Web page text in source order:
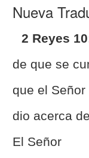
Nueva
2 Reyes
de que se
que el Señor
dio acerca
El Señor